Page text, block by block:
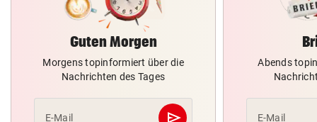
Guten Morgen
Morgens topinformiert über die
Nachrichten des Tages
E-Mail send
Abends
E-Mail